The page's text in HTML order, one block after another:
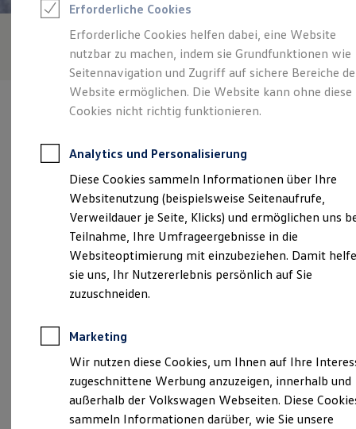
Leasing
Leasing-Angebote
Gebrauchtwagen Leasing
Junge Gebrauchtwagen-Leasing
Elektroauto Leasing
Kleinwagen-Leasing
Leasing ohne Anzahlung
Finanzierung
Kfz-Versicherung
Restschuldversicherungen
Garantien
Wartungsverträge
Geschäftskunden
Professional Class bei Volkswagen
Großkunden
Behörden
Direktkunden
Sonderfahrzeuge
Anpfiff zum Gewinn
Elektroautos
ID. Tutorials
Elektrofahrzeugkonzepte
Reichweite
Reichweite der ID. Modelle
Reichweite im Winter
Verantwortlich für die Inhalte auf dieser Seite ist die Schmelling
Automobile GmbH (Impressum & Rechtliches)
Berliner Straße 95, 03099 Kolkwitz
info@autohaus-schmelling.de
Montag
Sonntag
Geschlossen
Erforderliche Cookies
Erforderliche Cookies helfen dabei, eine Website
nutzbar zu machen, indem sie Grundfunktionen wie
Seitennavigation und Zugriff auf sichere Bereiche
Website ermöglichen. Die Website kann ohne diese
Cookies nicht richtig funktionieren.
Analytics und Personalisierung
Diese Cookies sammeln Informationen über Ihre
Websitenutzung (beispielsweise Seitenaufrufe,
Verweildauer je Seite, Klicks) und ermöglichen uns
Teilnahme, Ihre Umfrageergebnisse in die
Websiteoptimierung mit einzubeziehen. Damit
sie uns, Ihr Nutzererlebnis persönlich auf Sie
zuzuschneiden.
Marketing
Wir nutzen diese Cookies, um Ihnen auf Ihre
zugeschnittene Werbung anzuzeigen, innerhalb und
außerhalb der Volkswagen Webseiten. Diese
sammeln Informationen darüber, wie Sie unsere